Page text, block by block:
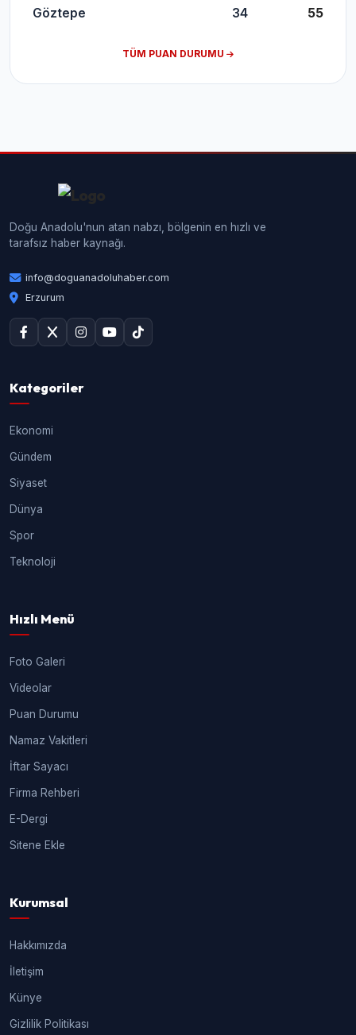
Göztepe 34 55
TÜM PUAN DURUMU
Doğu Anadolu'nun atan nabzı, bölgenin en hızlı ve
tarafsız haber kaynağı.
info@doguanadoluhaber.com
Erzurum
Kategoriler
Ekonomi
Gündem
Siyaset
Dünya
Spor
Teknoloji
Hızlı Menü
Foto Galeri
Videolar
Puan Durumu
Namaz Vakitleri
İftar Sayacı
Firma Rehberi
E-Dergi
Sitene Ekle
Kurumsal
Hakkımızda
İletişim
Künye
Gizlilik Politikası